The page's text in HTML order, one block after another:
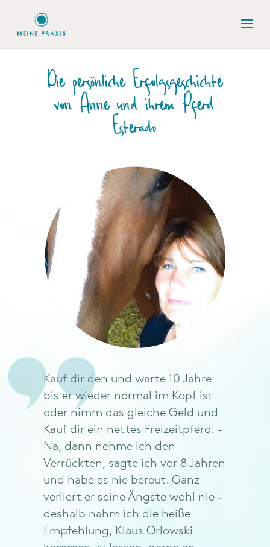
Die persönliche Erfolgsgeschichte
von Anne und ihrem Pferd
Esterado
Kauf dir den und warte 10 Jahre
bis er wieder normal im Kopf ist
oder nimm das gleiche Geld und
Kauf dir ein nettes Freizeitpferd! -
Na, dann nehme ich den
Verrückten, sagte ich vor 8 Jahren
und habe es nie bereut. Ganz
verliert er seine Ängste wohl nie ‐
deshalb nahm ich die heiße
Empfehlung, Klaus Orlowski